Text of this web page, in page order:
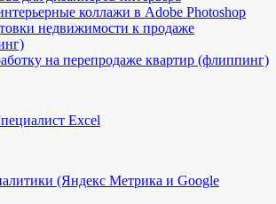
коллажи в Adobe Photoshop
недвижимости к продаже
на перепродаже квартир (флиппинг)
Excel
(Яндекс Метрика и Google